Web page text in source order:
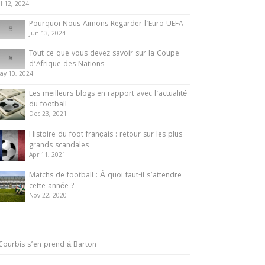
12, 2024
Pourquoi Nous Aimons Regarder l’Euro UEFA
Jun 13, 2024
Tout ce que vous devez savoir sur la Coupe
d’Afrique des Nations
10, 2024
Les meilleurs blogs en rapport avec l’actualité
du football
Dec 23, 2021
Histoire du foot français : retour sur les plus
grands scandales
Apr 11, 2021
Matchs de football : À quoi faut-il s’attendre
cette année ?
Nov 22, 2020
s’en prend à Barton